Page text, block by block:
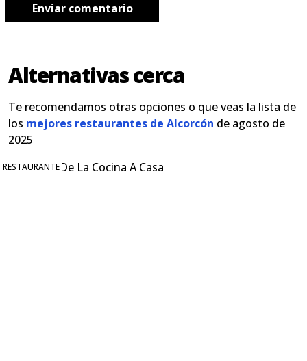
Enviar comentario
Alternativas cerca
Te recomendamos otras opciones o que veas la lista de
los mejores restaurantes de Alcorcón de agosto de
2025
RESTAURANTE